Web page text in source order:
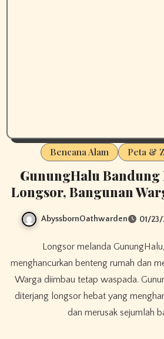
Bencana Alam Peta &
GunungHalu
Longsor, Bangunan
AbyssbornOathwarden 01/
Longsor melanda GunungHalu, Bandung Barat,
menghancurkan benteng rumah dan
Warga diimbau tetap waspada.
diterjang longsor hebat yang
dan merusak sejumlah